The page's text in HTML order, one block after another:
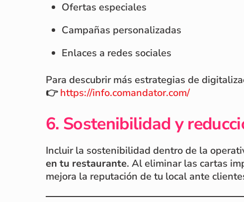
Ofertas especiales
Campañas personalizadas
Enlaces a redes sociales
Para descubrir más estrategias de
👉https://info.comandator.com/
6. Sostenibilidad y
Incluir la sostenibilidad dentro de la
en tu restaurante. Al eliminar las cartas
mejora la reputación de tu local ante